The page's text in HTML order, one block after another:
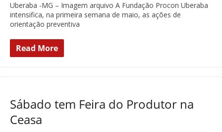
Uberaba -MG – Imagem arquivo A Fundação Procon Uberaba
intensifica, na primeira semana de maio, as ações de
orientação preventiva
Read More
Sábado tem Feira do Produtor na
Ceasa